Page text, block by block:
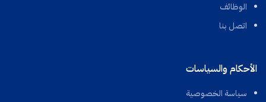
الوظائف
اتصل بنا
الأحكام والسياسات
سياسة الخصوصية